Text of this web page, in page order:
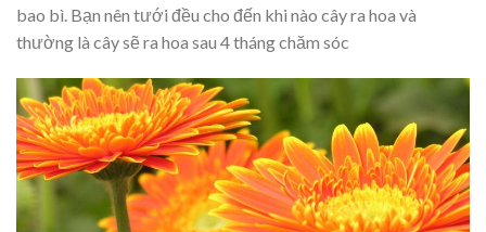
bao bì. Bạn nên tưới đều cho đến khi nào cây ra hoa và
thường là cây sẽ ra hoa sau 4 tháng chăm sóc